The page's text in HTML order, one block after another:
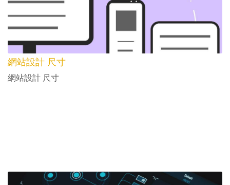
網站設計 尺寸
網站設計 尺寸